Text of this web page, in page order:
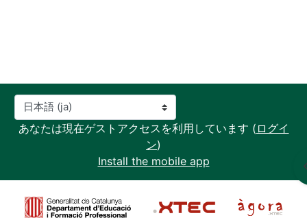
言語設定
あなたは現在ゲストアクセスを利用しています ( ログイ
ン)
Install the mobile app